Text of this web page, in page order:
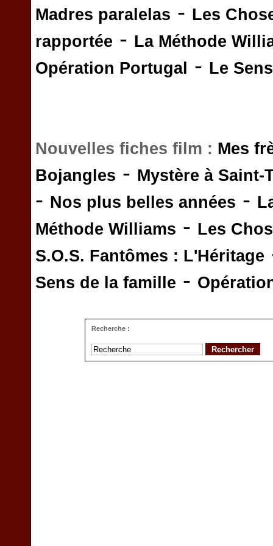
Madres paralelas - Les
rapportée - La Méthode
Opération Portugal
- Le
Nouvelles fiches film : Mes
Bojangles - Mystère à Saint-
- Nos plus belles années -
Méthode Williams - Les
S.O.S. Fantômes : L'Héritage
Sens de la famille -
Recherche :